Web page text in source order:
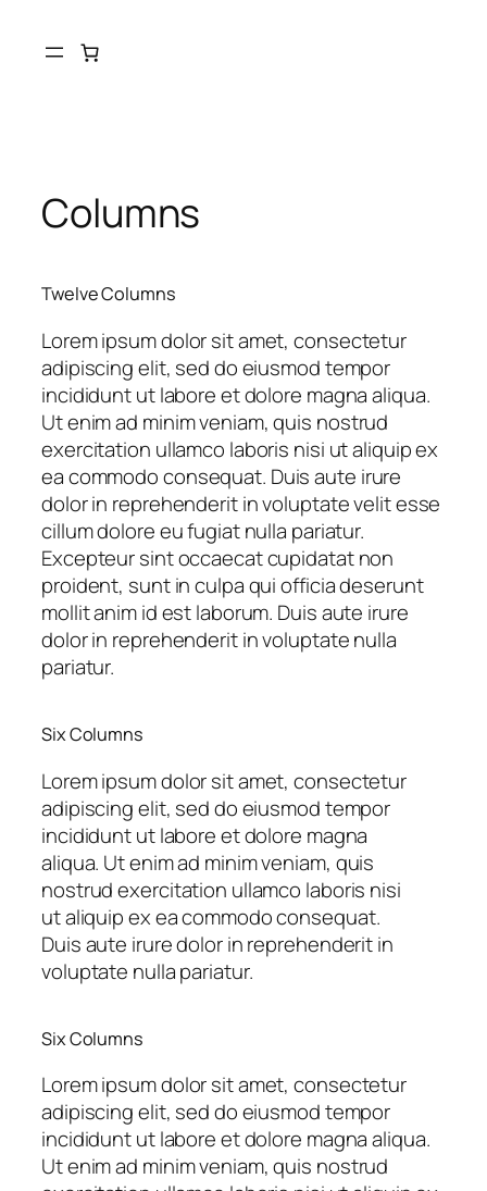
Columns
Twelve Columns
Lorem ipsum dolor sit amet, consectetur
adipiscing elit, sed do eiusmod tempor
incididunt ut labore et dolore magna aliqua.
Ut enim ad minim veniam, quis nostrud
exercitation ullamco laboris nisi ut aliquip ex
ea commodo consequat. Duis aute irure
dolor in reprehenderit in voluptate velit esse
cillum dolore eu fugiat nulla pariatur.
Excepteur sint occaecat cupidatat non
proident, sunt in culpa qui officia deserunt
mollit anim id est laborum. Duis aute irure
dolor in reprehenderit in voluptate nulla
pariatur.
Six Columns
Lorem ipsum dolor sit amet, consectetur
adipiscing elit, sed do eiusmod tempor
incididunt ut labore et dolore magna
aliqua. Ut enim ad minim veniam, quis
nostrud exercitation ullamco laboris nisi
ut aliquip ex ea commodo consequat.
Duis aute irure dolor in reprehenderit in
voluptate nulla pariatur.
Six Columns
Lorem ipsum dolor sit amet, consectetur
adipiscing elit, sed do eiusmod tempor
incididunt ut labore et dolore magna aliqua.
Ut enim ad minim veniam, quis nostrud